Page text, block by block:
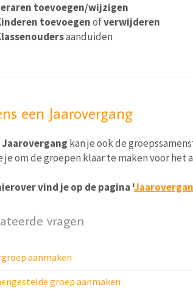
toevoegen/wijzigen
toevoegenofverwijderen
aanduiden
een Jaarovergang
Jaarovergang kan je ook de
je om de groepen klaar te maken voor het
vind je op de pagina '
vragen
aanmaken
groep aanmaken